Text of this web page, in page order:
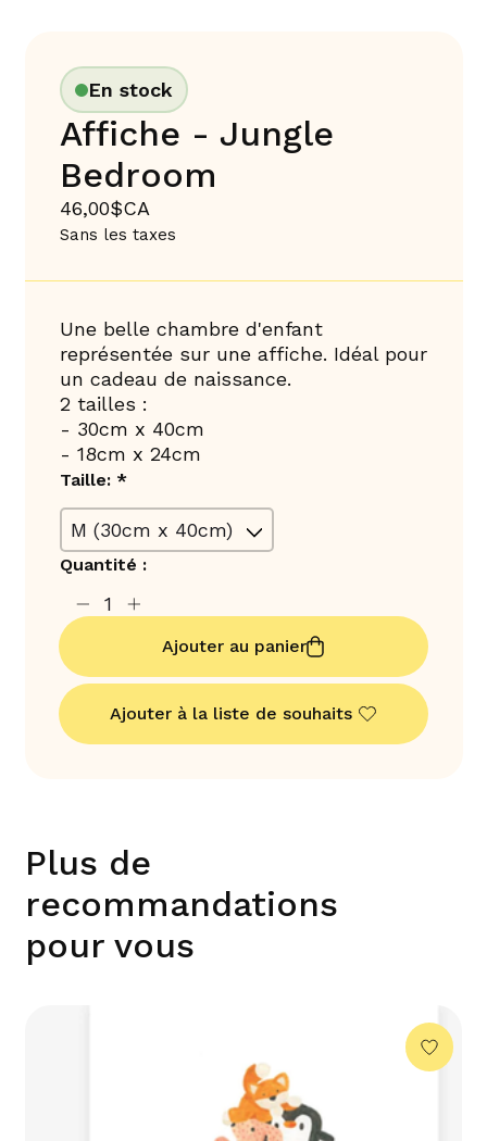
En stock
Affiche - Jungle
Bedroom
46,00$CA
Sans les taxes
Une belle chambre d'enfant
représentée sur une affiche. Idéal pour
un cadeau de naissance.
2 tailles :
- 30cm x 40cm
- 18cm x 24cm
Taille: *
Quantité :
Ajouter au panier
Ajouter à la liste de souhaits
Plus de
recommandations
pour vous